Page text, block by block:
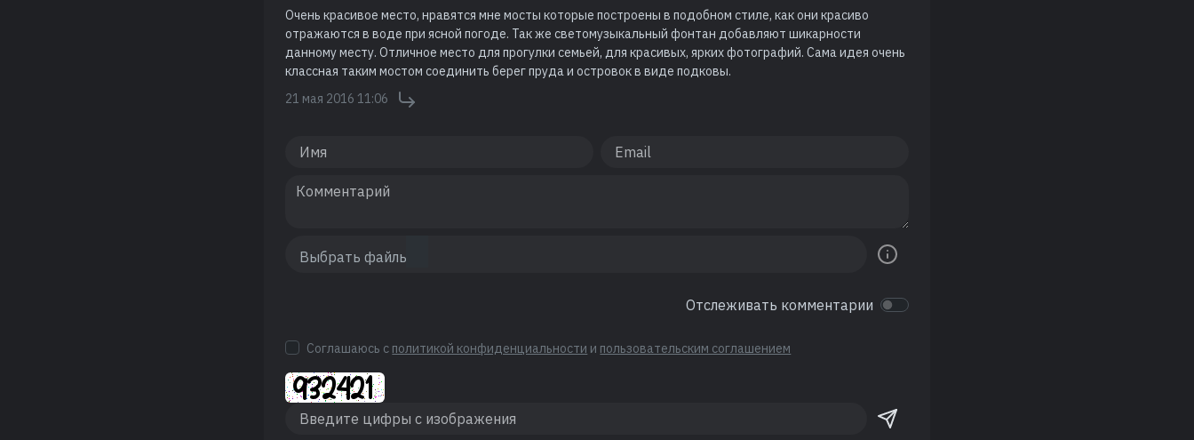
Очень красивое место, нравятся мне мосты которые построены в подобном стиле, как они красиво
отражаются в воде при ясной погоде. Так же светомузыкальный фонтан добавляют шикарности
данному месту. Отличное место для прогулки семьей, для красивых, ярких фотографий. Сама идея очень
классная таким мостом соединить берег пруда и островок в виде подковы.
21 мая 2016 11:06
Отслеживать комментарии
Соглашаюсь с политикой конфиденциальности и пользовательским соглашением